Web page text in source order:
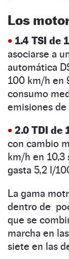
Los
• 1.4 TSI de
asociarse a
automática
100 km/h en
consumo
emisiones
• 2.0 TDI de
con cambio
km/h en 10,3
gasta 5,2 l/
La gama
dentro de
que se
marcha en
siete en las